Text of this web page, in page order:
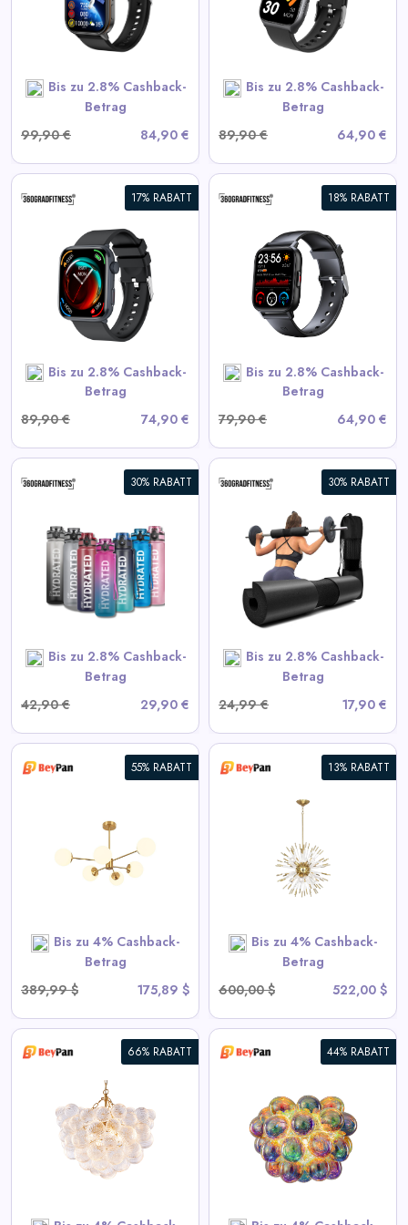
Bis zu 2.8% Cashback-
Betrag
99,90 €
84,90 €
Bis zu 2.8% Cashback-
Betrag
89,90 €
64,90 €
View All 360GradFitness
Deals
SHOP NOW
17% RABATT
Bis zu 2.8% Cashback-
Betrag
89,90 €
74,90 €
18% RABATT
Bis zu 2.8% Cashback-
Betrag
79,90 €
64,90 €
360° FITSmartWatch PRO3
View All 360GradFitness
Deals
SHOP NOW
30% RABATT
Bis zu 2.8% Cashback-
Betrag
42,90 €
29,90 €
30% RABATT
Bis zu 2.8% Cashback-
Betrag
24,99 €
17,90 €
360° Langhantel-Polster
View All 360GradFitness
Deals
SHOP NOW
55% RABATT
Bis zu 4% Cashback-
Betrag
389,99 $
175,89 $
13% RABATT
Bis zu 4% Cashback-
Betrag
600,00 $
522,00 $
Kronleuchter - Goldene
Sputnik-Hängelampe
View All BeyPan Deals
SHOP NOW
66% RABATT 44% RABATT
Blubbernde Deckenleuchte mit
irisierendem Cognac getöntem
View All BeyPan Deals